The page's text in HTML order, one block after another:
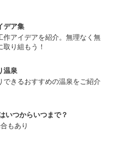
デア集
作アイデアを紹介。無理なく無
り組もう！
温泉
できるおすすめの温泉をご紹介
いつからいつまで？
もあり